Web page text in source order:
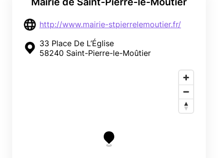
http://www.mairie-stpierrelemoutier.fr/
33 Place De L’Église
58240 Saint-Pierre-le-Moûtier